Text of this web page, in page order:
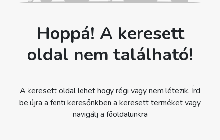
Hoppá! A keresett
oldal nem található!
A keresett oldal lehet hogy régi vagy nem létezik. Írd
be újra a fenti keresőnkben a keresett terméket vagy
navigálj a főoldalunkra